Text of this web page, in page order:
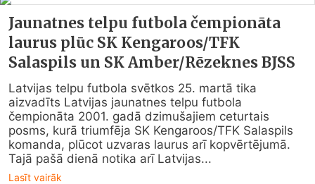
Jaunatnes telpu futbola čempionāta
laurus plūc SK Kengaroos/TFK
Salaspils un SK Amber/Rēzeknes BJSS
Latvijas telpu futbola svētkos 25. martā tika
aizvadīts Latvijas jaunatnes telpu futbola
čempionāta 2001. gadā dzimušajiem ceturtais
posms, kurā triumfēja SK Kengaroos/TFK Salaspils
komanda, plūcot uzvaras laurus arī kopvērtējumā.
Tajā pašā dienā notika arī Latvijas...
Lasīt vairāk